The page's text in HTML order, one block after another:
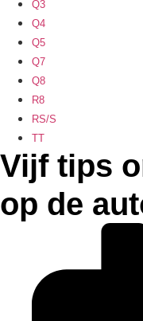
Q3
Q4
Q5
Q7
Q8
R8
RS/S
TT
Vijf tips
op de